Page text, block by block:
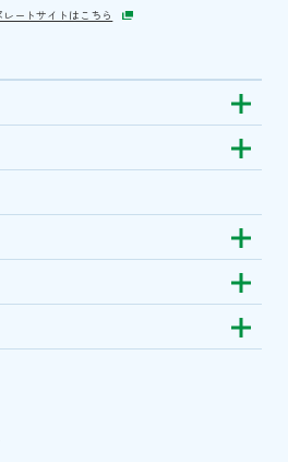
レートサイトはこちら
Show
Show
Show
Show
Show